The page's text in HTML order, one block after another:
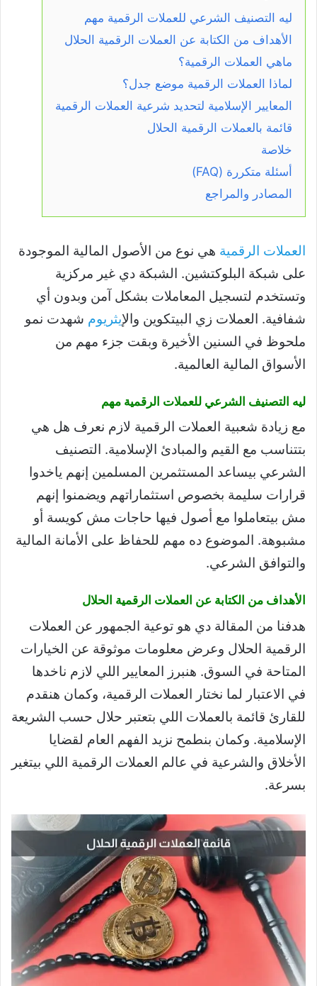
ليه التصنيف الشرعي للعملات الرقمية مهم
الأهداف من الكتابة عن العملات الرقمية الحلال
ماهي العملات الرقمية؟
لماذا العملات الرقمية موضع جدل؟
المعايير الإسلامية لتحديد شرعية العملات الرقمية
قائمة بالعملات الرقمية الحلال
خلاصة
أسئلة متكررة (FAQ)
المصادر والمراجع
العملات الرقمية هي نوع من الأصول المالية الموجودة
على شبكة البلوكتشين. الشبكة دي غير مركزية
وتستخدم لتسجيل المعاملات بشكل آمن وبدون أي
شفافية. العملات زي البيتكوين والإيثريوم شهدت نمو
ملحوظ في السنين الأخيرة وبقت جزء مهم من
الأسواق المالية العالمية.
ليه التصنيف الشرعي للعملات الرقمية مهم
مع زيادة شعبية العملات الرقمية لازم نعرف هل هي
بتتناسب مع القيم والمبادئ الإسلامية. التصنيف
الشرعي بيساعد المستثمرين المسلمين إنهم ياخدوا
قرارات سليمة بخصوص استثماراتهم ويضمنوا إنهم
مش بيتعاملوا مع أصول فيها حاجات مش كويسة أو
مشبوهة. الموضوع ده مهم للحفاظ على الأمانة المالية
والتوافق الشرعي.
الأهداف من الكتابة عن العملات الرقمية الحلال
هدفنا من المقالة دي هو توعية الجمهور عن العملات
الرقمية الحلال وعرض معلومات موثوقة عن الخيارات
المتاحة في السوق. هنبرز المعايير اللي لازم ناخدها
في الاعتبار لما نختار العملات الرقمية، وكمان هنقدم
للقارئ قائمة بالعملات اللي بتعتبر حلال حسب الشريعة
الإسلامية. وكمان بنطمح نزيد الفهم العام لقضايا
الأخلاق والشرعية في عالم العملات الرقمية اللي بيتغير
بسرعة.